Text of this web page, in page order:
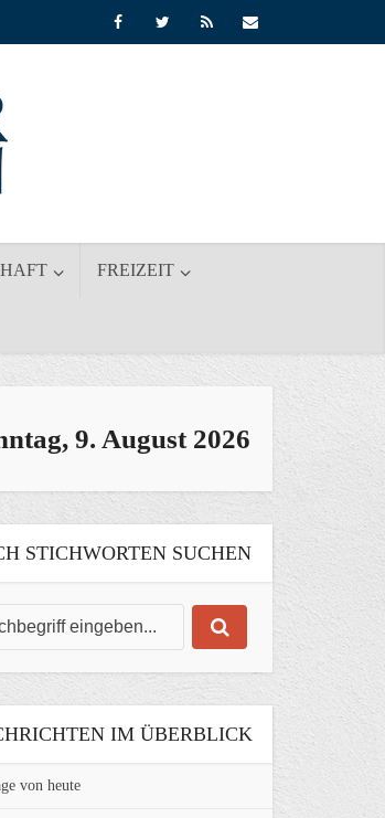
FREIZEIT
9. August 2026
STICHWORTEN SUCHEN
IM ÜBERBLICK
von heute